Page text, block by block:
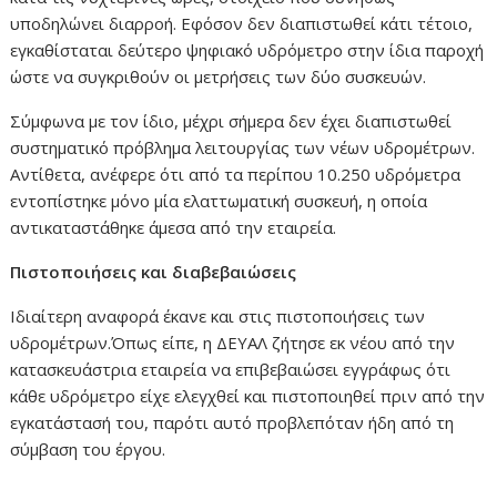
υποδηλώνει διαρροή. Εφόσον δεν διαπιστωθεί κάτι τέτοιο,
εγκαθίσταται δεύτερο ψηφιακό υδρόμετρο στην ίδια παροχή
ώστε να συγκριθούν οι μετρήσεις των δύο συσκευών.
Σύμφωνα με τον ίδιο, μέχρι σήμερα δεν έχει διαπιστωθεί
συστηματικό πρόβλημα λειτουργίας των νέων υδρομέτρων.
Αντίθετα, ανέφερε ότι από τα περίπου 10.250 υδρόμετρα
εντοπίστηκε μόνο μία ελαττωματική συσκευή, η οποία
αντικαταστάθηκε άμεσα από την εταιρεία.
Πιστοποιήσεις και διαβεβαιώσεις
Ιδιαίτερη αναφορά έκανε και στις πιστοποιήσεις των
υδρομέτρων.Όπως είπε, η ΔΕΥΑΛ ζήτησε εκ νέου από την
κατασκευάστρια εταιρεία να επιβεβαιώσει εγγράφως ότι
κάθε υδρόμετρο είχε ελεγχθεί και πιστοποιηθεί πριν από την
εγκατάστασή του, παρότι αυτό προβλεπόταν ήδη από τη
σύμβαση του έργου.